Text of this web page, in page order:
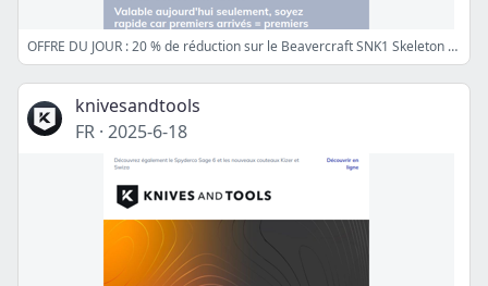
OFFRE DU JOUR : 20 % de réduction sur le Beavercraft SNK1 Skeleton Knife
knivesandtools
FR · 2025-6-18